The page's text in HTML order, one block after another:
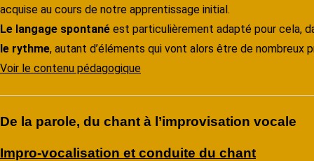
acquise au cours de notre apprentissage initial.
Le langage spontané est particulièrement adapté pour cela,
le rythme, autant d’éléments qui vont alors être de nombreux
Voir le contenu pédagogique
De la parole, du chant à l’improvisation vocale
Impro-vocalisation et conduite du chant